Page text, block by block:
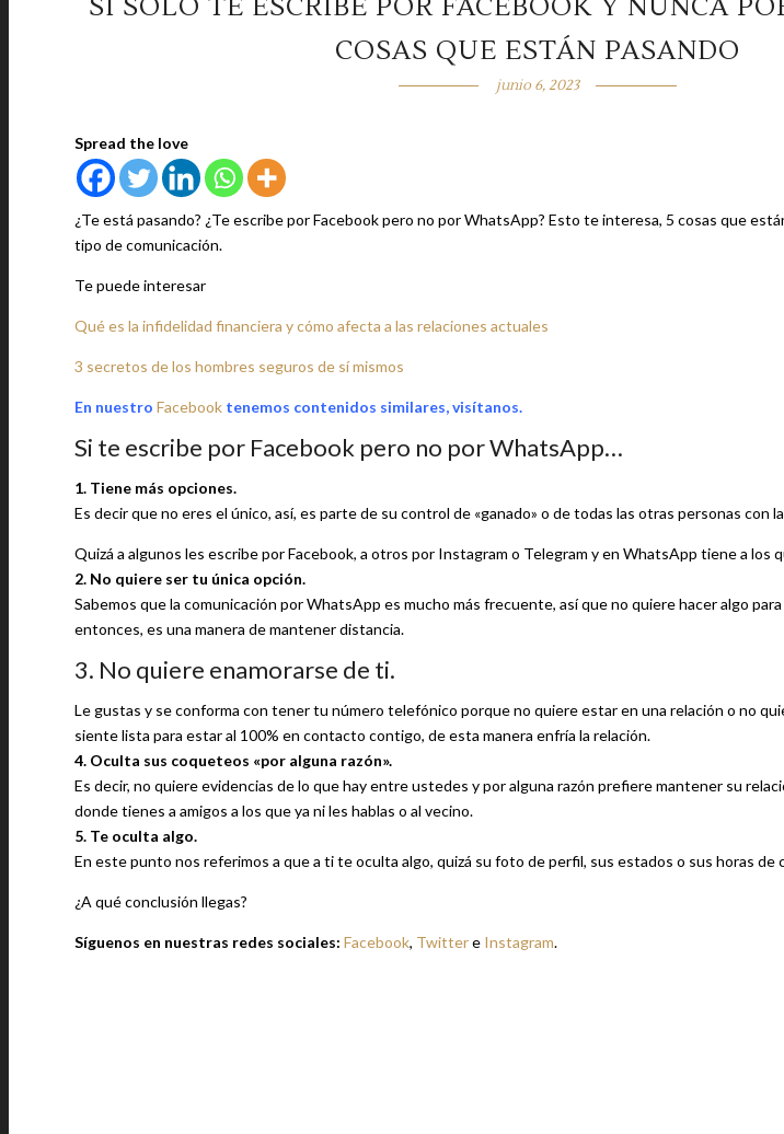
SI SÓLO TE ESCRIBE POR FACEBOOK Y NUNCA
COSAS QUE ESTÁN PASANDO
junio 6, 2023
Spread the love
¿Te está pasando? ¿Te escribe por Facebook pero no por WhatsApp? Esto te interesa, 5 cosas que
tipo de comunicación.
Te puede interesar
Qué es la infidelidad financiera y cómo afecta a las relaciones actuales
3 secretos de los hombres seguros de sí mismos
En nuestro Facebook tenemos contenidos similares, visítanos.
Si te escribe por Facebook pero no por WhatsApp…
1. Tiene más opciones.
Es decir que no eres el único, así, es parte de su control de «ganado» o de todas las otras personas con
Quizá a algunos les escribe por Facebook, a otros por Instagram o Telegram y en WhatsApp tiene a los
2. No quiere ser tu única opción.
Sabemos que la comunicación por WhatsApp es mucho más frecuente, así que no quiere hacer algo
entonces, es una manera de mantener distancia.
3. No quiere enamorarse de ti.
Le gustas y se conforma con tener tu número telefónico porque no quiere estar en una relación o no
siente lista para estar al 100% en contacto contigo, de esta manera enfría la relación.
4. Oculta sus coqueteos «por alguna razón».
Es decir, no quiere evidencias de lo que hay entre ustedes y por alguna razón prefiere mantener su
donde tienes a amigos a los que ya ni les hablas o al vecino.
5. Te oculta algo.
En este punto nos referimos a que a ti te oculta algo, quizá su foto de perfil, sus estados o sus horas de
¿A qué conclusión llegas?
Síguenos en nuestras redes sociales: Facebook, Twittere Instagram.